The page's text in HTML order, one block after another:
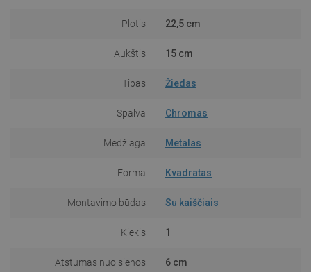
Plotis 22,5 cm
Aukštis 15 cm
Tipas Žiedas
Spalva Chromas
Medžiaga Metalas
Forma Kvadratas
Montavimo būdas Su kaiščiais
Kiekis 1
Atstumas nuo sienos 6 cm